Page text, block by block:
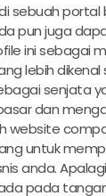
sebuah
pun juga
ini sebagai
lebih
senjata
dan
website
untuk
anda.
pada